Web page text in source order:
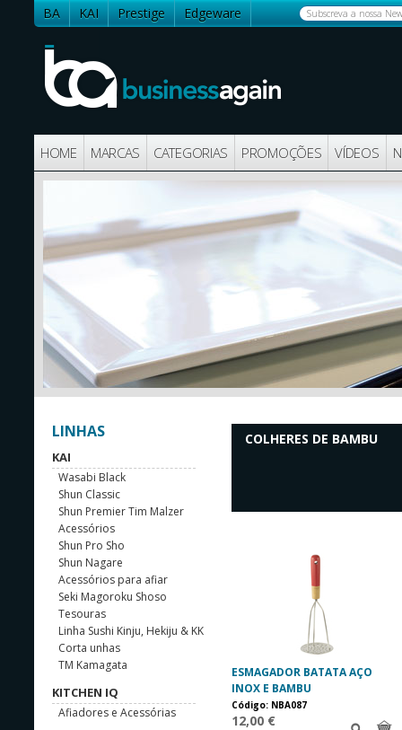
BA KAI Prestige
Edgeware
HOME MARCAS CATEGORIAS PROMOÇÕES VÍDEOS
LINHAS
KAI
Wasabi Black
Shun Classic
Shun Premier Tim Malzer
Acessórios
Shun Pro Sho
Shun Nagare
Acessórios para afiar
Seki Magoroku Shoso
Tesouras
Linha Sushi Kinju, Hekiju & KK
Corta unhas
TM Kamagata
KITCHEN IQ
Afiadores e Acessórias
COLHERES DE BAMBU
ESMAGADOR BATATA AÇO
INOX E BAMBU
Código: NBA087
12,00 €